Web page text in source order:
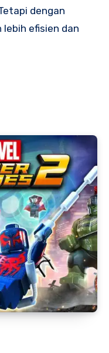
dengan
efisien dan